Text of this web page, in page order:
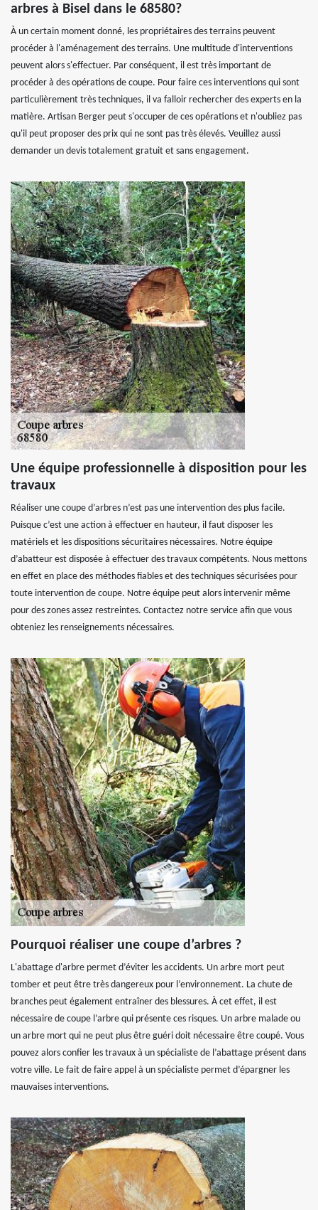
arbres à Bisel dans le 68580?
À un certain moment donné, les propriétaires des terrains peuvent
procéder à l'aménagement des terrains. Une multitude d'interventions
peuvent alors s'effectuer. Par conséquent, il est très important de
procéder à des opérations de coupe. Pour faire ces interventions qui sont
particulièrement très techniques, il va falloir rechercher des experts en la
matière. Artisan Berger peut s'occuper de ces opérations et n'oubliez pas
qu'il peut proposer des prix qui ne sont pas très élevés. Veuillez aussi
demander un devis totalement gratuit et sans engagement.
Une équipe professionnelle à disposition pour les
travaux
Réaliser une coupe d’arbres n’est pas une intervention des plus facile.
Puisque c’est une action à effectuer en hauteur, il faut disposer les
matériels et les dispositions sécuritaires nécessaires. Notre équipe
d’abatteur est disposée à effectuer des travaux compétents. Nous mettons
en effet en place des méthodes fiables et des techniques sécurisées pour
toute intervention de coupe. Notre équipe peut alors intervenir même
pour des zones assez restreintes. Contactez notre service afin que vous
obteniez les renseignements nécessaires.
Pourquoi réaliser une coupe d’arbres ?
L'abattage d'arbre permet d’éviter les accidents. Un arbre mort peut
tomber et peut être très dangereux pour l’environnement. La chute de
branches peut également entraîner des blessures. À cet effet, il est
nécessaire de coupe l’arbre qui présente ces risques. Un arbre malade ou
un arbre mort qui ne peut plus être guéri doit nécessaire être coupé. Vous
pouvez alors confier les travaux à un spécialiste de l’abattage présent dans
votre ville. Le fait de faire appel à un spécialiste permet d’épargner les
mauvaises interventions.